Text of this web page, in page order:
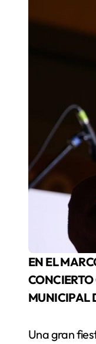
EN EL MARCO DE LA CELEBRACIÓN DE SUS 12 AÑOS, LA AGRUPACIÓN REALIZARÁ UN
CONCIERTO
MUNICIPAL
Una gran